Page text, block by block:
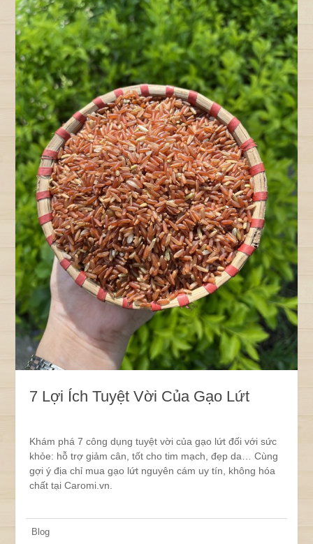
7 Lợi Ích Tuyệt Vời Của Gạo Lứt
Khám phá 7 công dụng tuyệt vời của gạo lứt đối với sức
khỏe: hỗ trợ giảm cân, tốt cho tim mạch, đẹp da… Cùng
gợi ý địa chỉ mua gạo lứt nguyên cám uy tín, không hóa
chất tại Caromi.vn.
Blog